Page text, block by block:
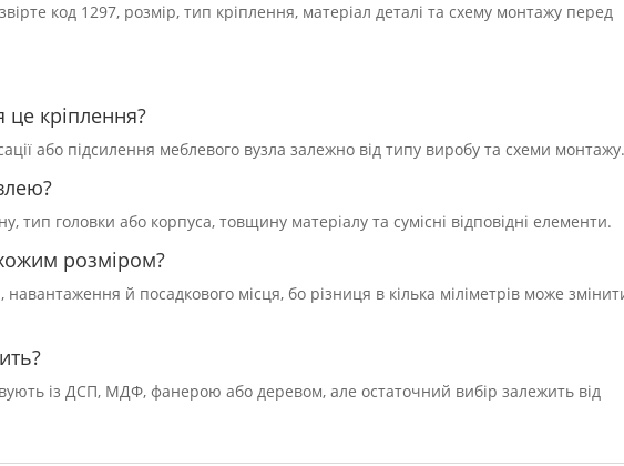
код 1297, розмір, тип кріплення, матеріал деталі та схему монтажу перед
це кріплення?
або підсилення меблевого вузла залежно від типу виробу та схеми
тип головки або корпуса, товщину матеріалу та сумісні відповідні елементи.
розміром?
й посадкового місця, бо різниця в кілька міліметрів може
із ДСП, МДФ, фанерою або деревом, але остаточний вибір залежить від